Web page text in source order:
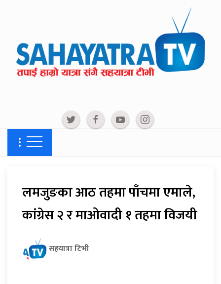
लमजुङका आठ तहमा पाँचमा एमाले,
कांग्रेस २ र माओवादी १ तहमा विजयी
सहयात्रा टिभी